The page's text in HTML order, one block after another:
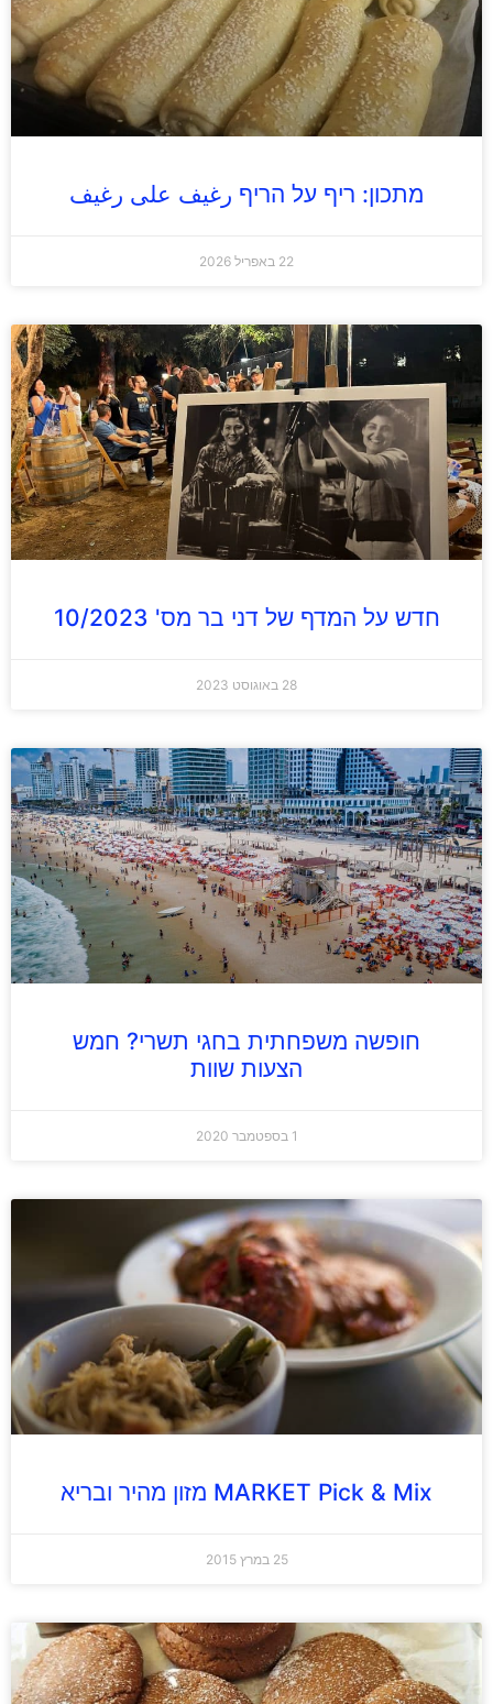
מתכון: ריף על הריף رغيف على رغيف
22 באפריל 2026
חדש על המדף של דני בר מס' 10/2023
28 באוגוסט 2023
חופשה משפחתית בחגי תשרי? חמש
הצעות שוות
1 בספטמבר 2020
MARKET Pick & Mix מזון מהיר ובריא
25 במרץ 2015